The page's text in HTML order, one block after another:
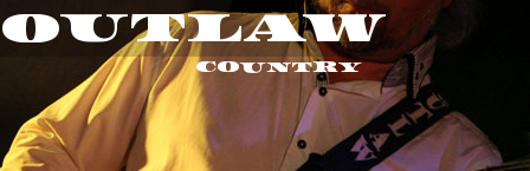
OUTLAW
COUNTRY